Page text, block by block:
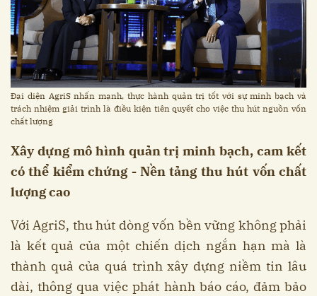
Đại diện AgriS nhấn mạnh, thực hành quản trị tốt với sự minh bạch và
trách nhiệm giải trình là điều kiện tiên quyết cho việc thu hút nguồn vốn
chất lượng
Xây dựng mô hình quản trị minh bạch, cam kết
có thể kiểm chứng - Nền tảng thu hút vốn chất
lượng cao
Với AgriS, thu hút dòng vốn bền vững không phải
là kết quả của một chiến dịch ngắn hạn mà là
thành quả của quá trình xây dựng niềm tin lâu
dài, thông qua việc phát hành báo cáo, đảm bảo